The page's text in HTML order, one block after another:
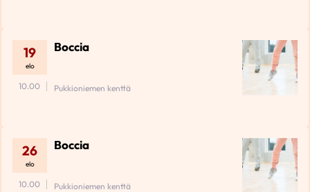
19
elo
Boccia
10.00 Pukkioniemen kenttä
26
elo
Boccia
10.00 Pukkioniemen kenttä